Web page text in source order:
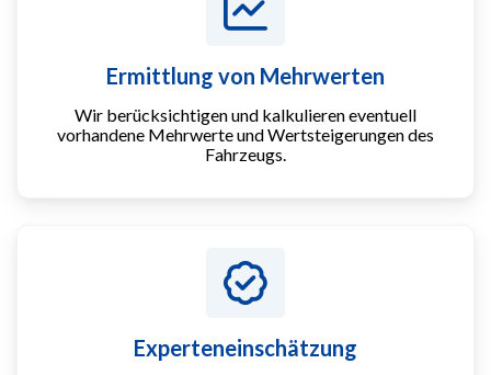
Ermittlung von Mehrwerten
Wir berücksichtigen und kalkulieren eventuell
vorhandene Mehrwerte und Wertsteigerungen des
Fahrzeugs.
Experteneinschätzung